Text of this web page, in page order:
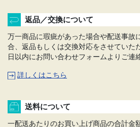
返品／交換について
万一商品に瑕疵があった場合や配送事故
合、返品もしくは交換対応をさせていた
日以内にお問い合わせフォームよりご連
詳しくはこちら
送料について
一配送あたりのお買い上げ商品の合計金